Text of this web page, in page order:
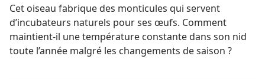
Cet oiseau fabrique des monticules qui servent
d’incubateurs naturels pour ses œufs. Comment
maintient-il une température constante dans son nid
toute l’année malgré les changements de saison ?